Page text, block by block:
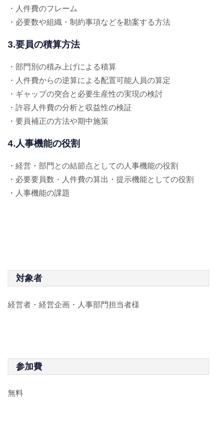
・人件費のフレーム
・必要数や組織・制約事項などを勘案する方法
3.要員の積算方法
・部門別の積み上げによる積算
・人件費からの逆算による配置可能人員の算定
・ギャップの突合と必要生産性の実現の検討
・許容人件費の分析と収益性の検証
・要員補正の方法や期中施策
4.人事機能の役割
・経営・部門との結節点としての人事機能の役割
・必要要員数・人件費の算出・提示機能としての役割
・人事機能の課題
対象者
経営者・経営企画・人事部門担当者様
参加費
無料